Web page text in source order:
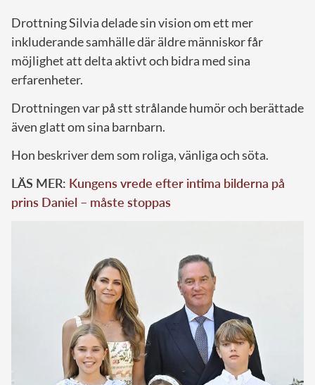
Drottning Silvia delade sin vision om ett mer
inkluderande samhälle där äldre människor får
möjlighet att delta aktivt och bidra med sina
erfarenheter.
Drottningen var på stt strålande humör och berättade
även glatt om sina barnbarn.
Hon beskriver dem som roliga, vänliga och söta.
LÄS MER: Kungens vrede efter intima bilderna på
prins Daniel – måste stoppas